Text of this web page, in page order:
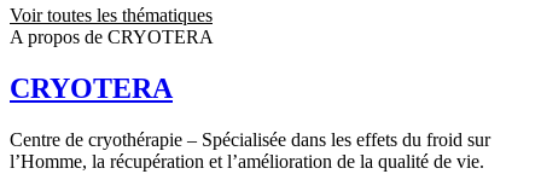
Voir toutes les thématiques
A propos de CRYOTERA
CRYOTERA
Centre de cryothérapie – Spécialisée dans les effets du froid sur
l’Homme, la récupération et l’amélioration de la qualité de vie.